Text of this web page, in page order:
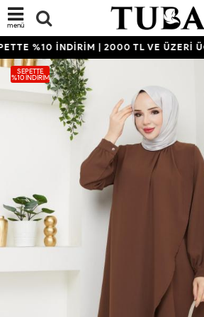
menü
%10 İNDİRİM | 2000 TL VE ÜZERİ
SEPETTE
%10 İNDIRIM